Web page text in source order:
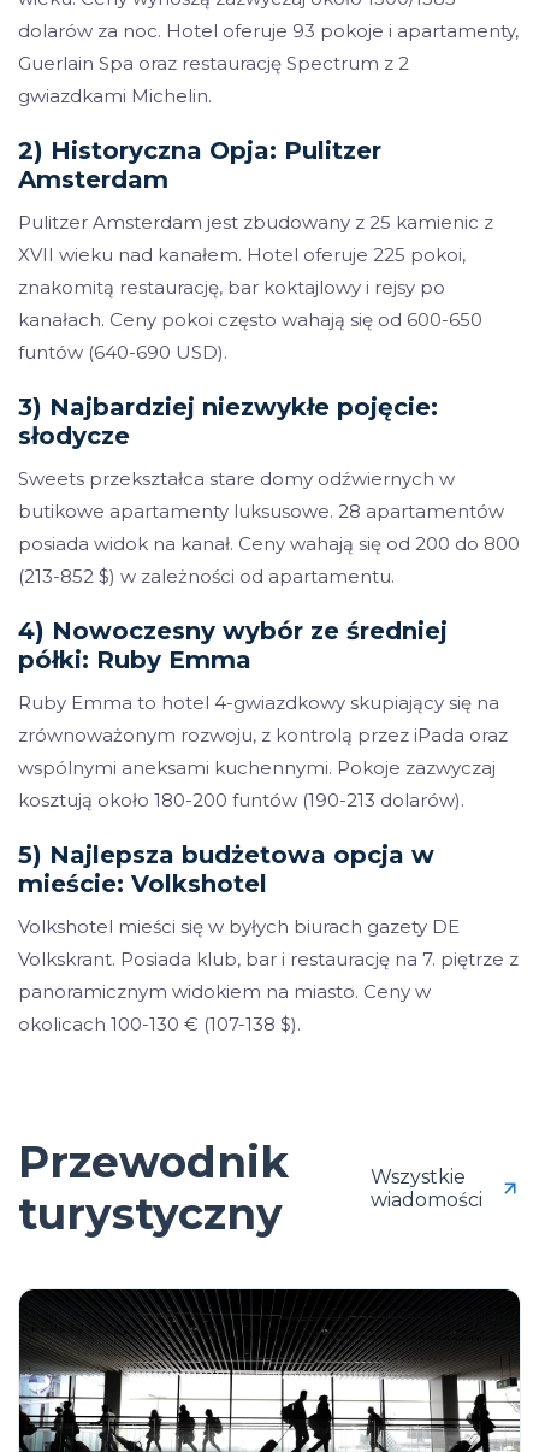
dolarów za noc. Hotel oferuje 93 pokoje i apartamenty,
Guerlain Spa oraz restaurację Spectrum z 2
gwiazdkami Michelin.
2) Historyczna Opja: Pulitzer
Amsterdam
Pulitzer Amsterdam jest zbudowany z 25 kamienic z
XVII wieku nad kanałem. Hotel oferuje 225 pokoi,
znakomitą restaurację, bar koktajlowy i rejsy po
kanałach. Ceny pokoi często wahają się od 600-650
funtów (640-690 USD).
3) Najbardziej niezwykłe pojęcie:
słodycze
Sweets przekształca stare domy odźwiernych w
butikowe apartamenty luksusowe. 28 apartamentów
posiada widok na kanał. Ceny wahają się od 200 do 800
(213-852 $) w zależności od apartamentu.
4) Nowoczesny wybór ze średniej
półki: Ruby Emma
Ruby Emma to hotel 4-gwiazdkowy skupiający się na
zrównoważonym rozwoju, z kontrolą przez iPada oraz
wspólnymi aneksami kuchennymi. Pokoje zazwyczaj
kosztują około 180-200 funtów (190-213 dolarów).
5) Najlepsza budżetowa opcja w
mieście: Volkshotel
Volkshotel mieści się w byłych biurach gazety DE
Volkskrant. Posiada klub, bar i restaurację na 7. piętrze z
panoramicznym widokiem na miasto. Ceny w
okolicach 100-130 € (107-138 $).
Przewodnik
turystyczny
Wszystkie
wiadomości